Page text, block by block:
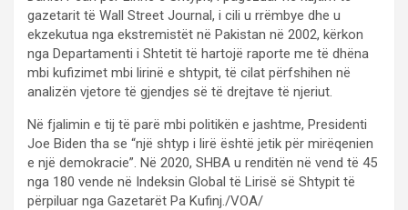
gazetarit të Wall Street Journal, i cili u rrëmbye dhe u
ekzekutua nga ekstremistët në Pakistan në 2002, kërkon
nga Departamenti i Shtetit të hartojë raporte me të dhëna
mbi kufizimet mbi lirinë e shtypit, të cilat përfshihen në
analizën vjetore të gjendjes së të drejtave të njeriut.
Në fjalimin e tij të parë mbi politikën e jashtme, Presidenti
Joe Biden tha se “një shtyp i lirë është jetik për mirëqenien
e një demokracie”. Në 2020, SHBA u renditën në vend të 45
nga 180 vende në Indeksin Global të Lirisë së Shtypit të
përpiluar nga Gazetarët Pa Kufinj./VOA/